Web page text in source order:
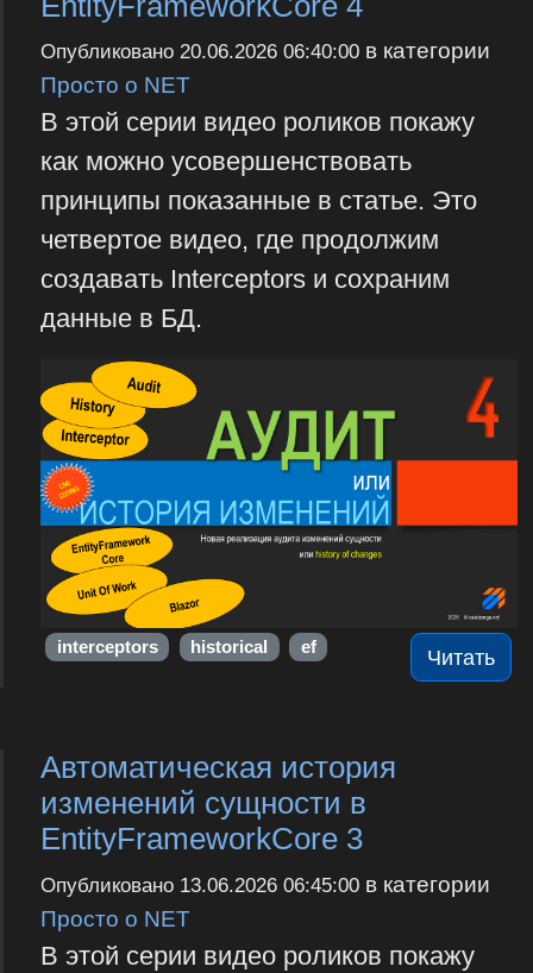
Опубликовано 20.06.2026 06:40:00в категории
Просто о NET
В этой серии видео роликов покажу
как можно усовершенствовать
принципы показанные в статье. Это
четвертое видео, где продолжим
создавать Interceptors и сохраним
данные в БД.
Читать
interceptors historical ef
Автоматическая история
изменений сущности в
EntityFrameworkCore 3
Опубликовано 13.06.2026 06:45:00в категории
Просто о NET
В этой серии видео роликов покажу